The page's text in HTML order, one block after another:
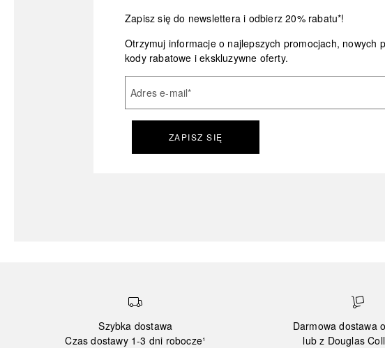
Zapisz się do newslettera i odbierz 20% rabatu*!
Otrzymuj informacje o najlepszych promocjach, nowych
kody rabatowe i ekskluzywne oferty.
Adres e-mail*
ZAPISZ SIĘ
Szybka dostawa
Czas dostawy 1-3 dni robocze¹
Darmowa dostawa
lub z Douglas